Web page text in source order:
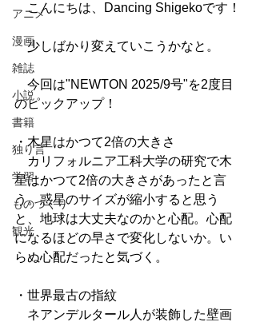
アニメ
漫画
雑誌
小説
書籍
独り言
学習
ものづくり
観光
こんにちは、Dancing Shigekoです！
少しばかり変えていこうかなと。
今回は"NEWTON 2025/9号"を2度目
のピックアップ！
・木星はかつて2倍の大きさ
カリフォルニア工科大学の研究で木
星はかつて2倍の大きさがあったと言
う。惑星のサイズが縮小すると思う
と、地球は大丈夫なのかと心配。心配
になるほどの早さで変化しないか。い
らぬ心配だったと気づく。
・世界最古の指紋
ネアンデルタール人が装飾した壁画